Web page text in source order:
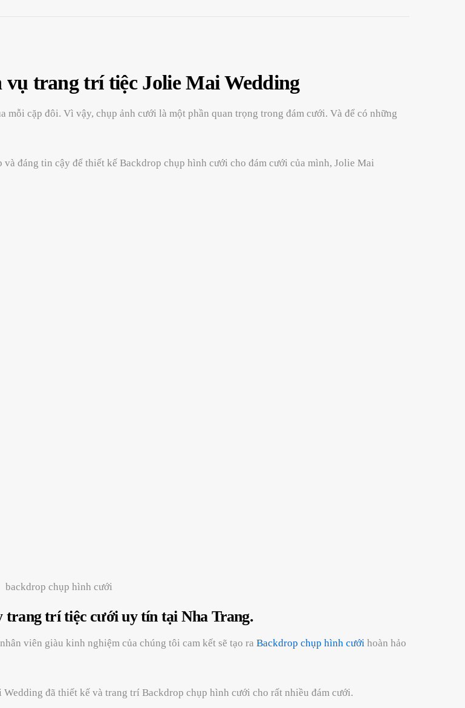
trang trí tiệc Jolie Mai Wedding
cặp đôi. Vì vậy, chụp ảnh cưới là một phần quan trọng trong đám cưới. Và để có những
đáng tin cậy để thiết kế Backdrop chụp hình cưới cho đám cưới của mình, Jolie Mai
backdrop chụp hình cưới
trang trí tiệc cưới uy tín tại Nha Trang.
viên giàu kinh nghiệm của chúng tôi cam kết sẽ tạo ra Backdrop chụp hình cưới hoàn hảo
đã thiết kế và trang trí Backdrop chụp hình cưới cho rất nhiều đám cưới.